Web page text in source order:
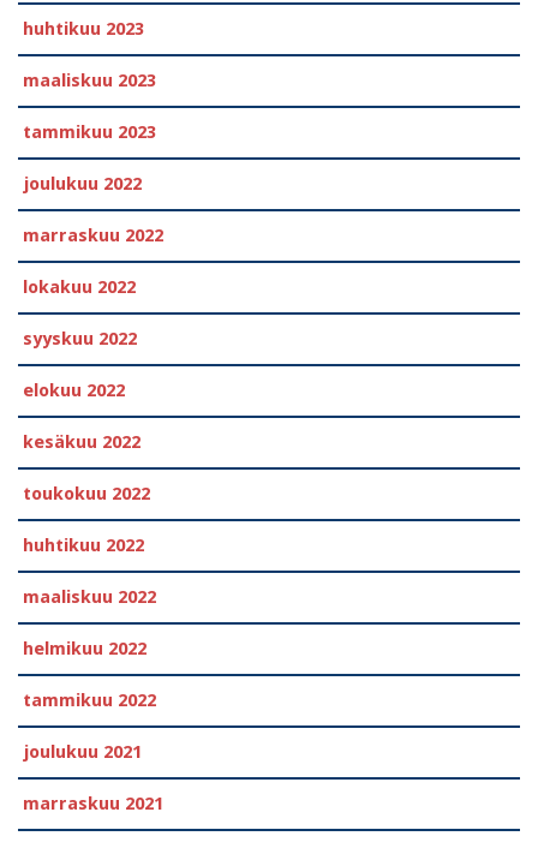
huhtikuu 2023
maaliskuu 2023
tammikuu 2023
joulukuu 2022
marraskuu 2022
lokakuu 2022
syyskuu 2022
elokuu 2022
kesäkuu 2022
toukokuu 2022
huhtikuu 2022
maaliskuu 2022
helmikuu 2022
tammikuu 2022
joulukuu 2021
marraskuu 2021